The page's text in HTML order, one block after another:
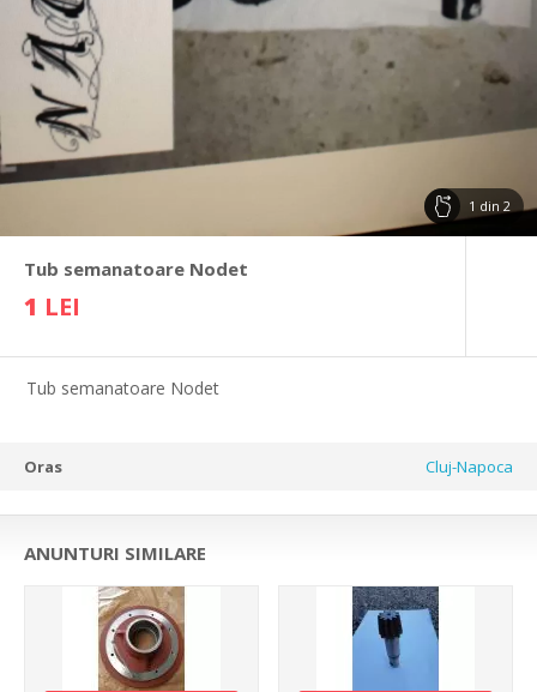
1 din 2
Tub semanatoare Nodet
1 LEI
Tub semanatoare Nodet
Oras Cluj-Napoca
ANUNTURI SIMILARE